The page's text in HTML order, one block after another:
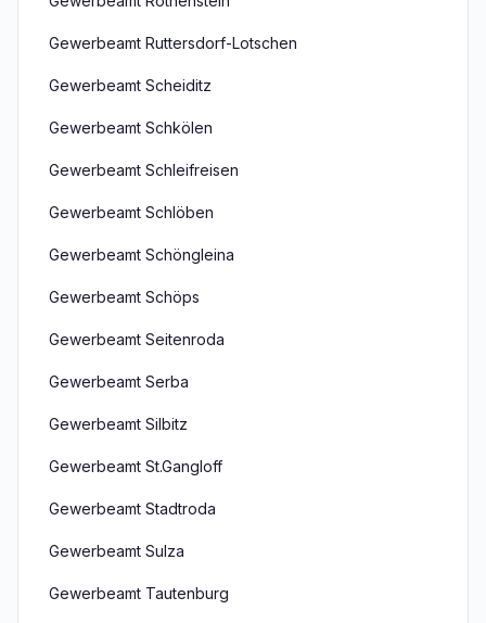
Gewerbeamt Ruttersdorf-Lotschen
Gewerbeamt Scheiditz
Gewerbeamt Schkölen
Gewerbeamt Schleifreisen
Gewerbeamt Schlöben
Gewerbeamt Schöngleina
Gewerbeamt Schöps
Gewerbeamt Seitenroda
Gewerbeamt Serba
Gewerbeamt Silbitz
Gewerbeamt St.Gangloff
Gewerbeamt Stadtroda
Gewerbeamt Sulza
Gewerbeamt Tautenburg